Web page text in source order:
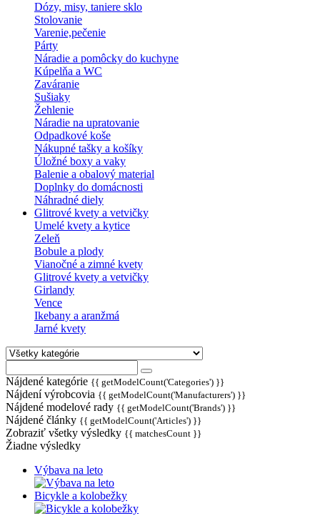
Dózy, misy, taniere sklo
Stolovanie
Varenie,pečenie
Párty
Náradie a pomôcky do kuchyne
Kúpelňa a WC
Zaváranie
Sušiaky
Žehlenie
Náradie na upratovanie
Odpadkové koše
Nákupné tašky a košíky
Úložné boxy a vaky
Balenie a obalový material
Doplnky do domácnosti
Náhradné diely
Glitrové kvety a vetvičky
Umelé kvety a kytice
Zeleň
Bobule a plody
Vianočné a zimné kvety
Glitrové kvety a vetvičky
Girlandy
Vence
Ikebany a aranžmá
Jarné kvety
Nájdené kategórie {{ getModelCount('Categories') }}
Nájdení výrobcovia {{ getModelCount('Manufacturers') }}
Nájdené modelové rady {{ getModelCount('Brands') }}
Nájdené články {{ getModelCount('Articles') }}
Zobraziť všetky výsledky {{ matchesCount }}
Žiadne výsledky
Výbava na leto
Bicykle a kolobežky